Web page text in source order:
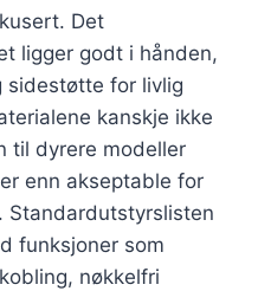
Det
ligger godt i hånden,
sidestøtte for livlig
kanskje ikke
til dyrere modeller
enn akseptable for
Standardutstyrslisten
funksjoner som
nøkkelfri